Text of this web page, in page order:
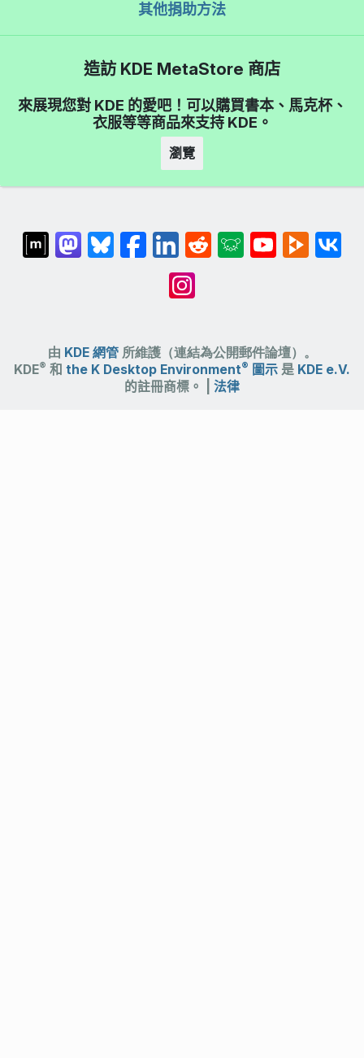
其他捐助方法
造訪 KDE MetaStore 商店
來展現您對 KDE 的愛吧！可以購買書本、馬克杯、
衣服等等商品來支持 KDE。
瀏覽
由 KDE 網管所維護（連結為公開郵件論壇）。
KDE® 和 the K Desktop Environment® 圖示 是 KDE e.V.
的註冊商標。 | 法律